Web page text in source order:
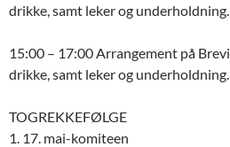
drikke, samt leker og underholdning.
15:00 – 17:00 Arrangement på
drikke, samt leker og underholdning.
TOGREKKEFØLGE
1. 17. mai-komiteen